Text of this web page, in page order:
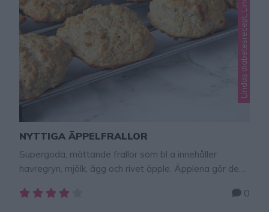
NYTTIGA ÄPPELFRALLOR
Supergoda, mättande frallor som bl a innehåller
havregryn, mjölk, ägg och rivet äpple. Äpplena gör dem
vetemjöl.
0